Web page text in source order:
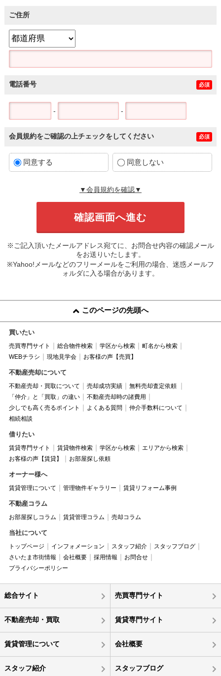
ご住所
電話番号 必須
- -
会員規約をご確認の上チェックをしてください 必須
同意する 同意しない
▼会員規約を確認▼
※ご記入頂いたメールアドレス宛てに、お問合せ内容の確認メール
をお送りいたします。
※Yahoo!メールなどのフリーメールをご利用の場合、迷惑メールフ
ォルダに入る場合があります。
このページの先頭へ
買いたい
売買専門サイト 総合物件検索 学区から検索
町名から検索
WEBチラシ
現地見学会 お客様の声【売買】
不動産売却について
不動産売却・買取について 売却成功実績
無料売却査定依頼
「仲介」と「買取」の違い
不動産売却時の諸費用
少しでも高く売るポイント
よくある質問
仲介手数料について
相続相談
借りたい
賃貸専門サイト 賃貸物件検索 学区から検索
エリアから検索
お客様の声【賃貸】
お部屋探し依頼
オーナー様へ
賃貸管理について 管理物件ギャラリー 賃貸リフォーム事例
不動産コラム
お部屋探しコラム 賃貸管理コラム 売却コラム
当社について
トップページ インフォメーション スタッフ紹介
スタッフブログ
さいたま市街情報
会社概要 採用情報
お問合せ
プライバシーポリシー
総合サイト 売買専門サイト
不動産売却・買取 賃貸専門サイト
賃貸管理について 会社概要
スタッフ紹介 スタッフブログ